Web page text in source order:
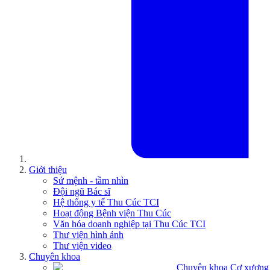
Giới thiệu
Sứ mệnh - tầm nhìn
Đội ngũ Bác sĩ
Hệ thống y tế Thu Cúc TCI
Hoạt động Bệnh viện Thu Cúc
Văn hóa doanh nghiệp tại Thu Cúc TCI
Thư viện hình ảnh
Thư viện video
Chuyên khoa
Chuyên khoa Cơ